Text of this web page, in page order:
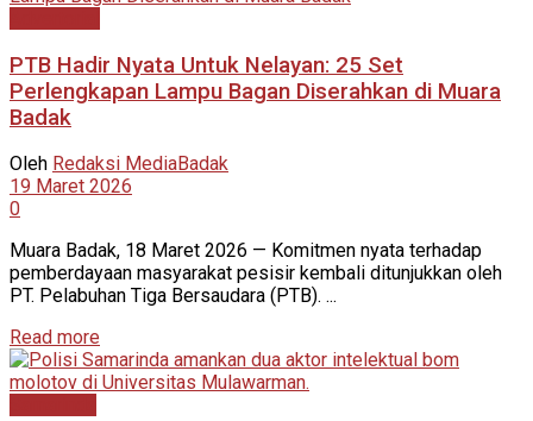
PTB Hadir Nyata Untuk Nelayan: 25 Set
Perlengkapan Lampu Bagan Diserahkan di Muara
Badak
Oleh Redaksi MediaBadak
19 Maret 2026
0
Muara Badak, 18 Maret 2026 — Komitmen nyata terhadap
pemberdayaan masyarakat pesisir kembali ditunjukkan oleh
PT. Pelabuhan Tiga Bersaudara (PTB). ...
Read more